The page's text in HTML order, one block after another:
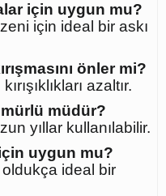
için uygun mu?
için ideal bir askı
önler mi?
azaltır.
müdür?
yıllar kullanılabilir.
için uygun mu?
ideal bir